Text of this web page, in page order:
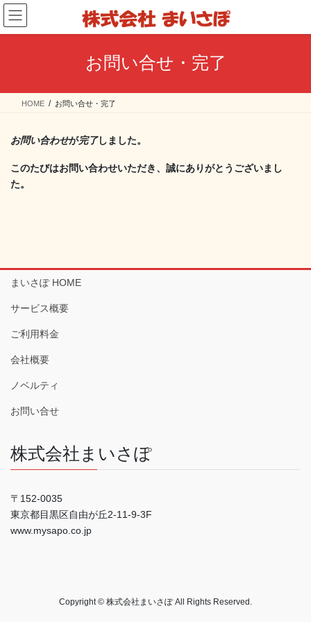
コ
ン
テ
ス
ナ
ビ
ゲ
ン
お問い合せ・完了
HOME お問い合せ・完了
お問い合わせが完了しました。
このたびはお問い合わせいただき、誠にありがとうございまし
た。
まいさぽ HOME
サービス概要
ご利用料金
会社概要
ノベルティ
お問い合せ
株式会社まいさぽ
〒152-0035
東京都目黒区自由が丘2-11-9-3F
www.mysapo.co.jp
Copyright © 株式会社まいさぽ All Rights Reserved.